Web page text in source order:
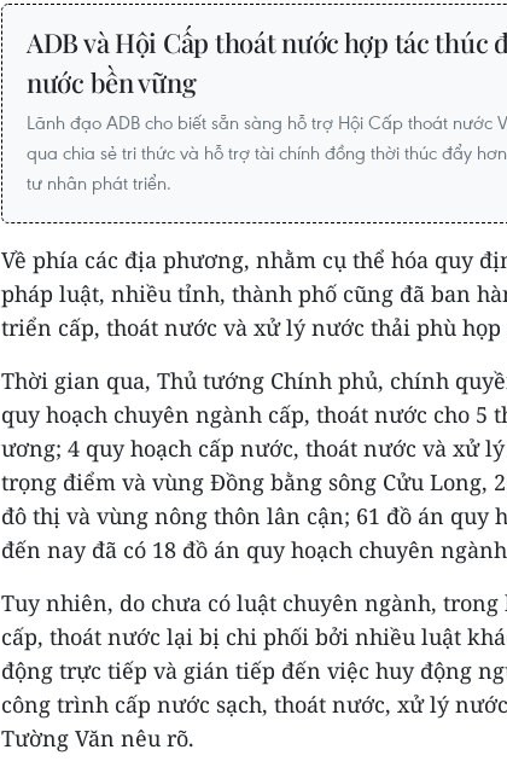
ADB và Hội Cấp thoát nước hợp tác thúc
nước bền vững
Lãnh đạo ADB cho biết sẵn sàng hỗ trợ Hội Cấp thoát nước
qua chia sẻ tri thức và hỗ trợ tài chính đồng thời thúc đẩy
tư nhân phát triển.
Về phía các địa phương, nhằm cụ thể hóa quy
pháp luật, nhiều tỉnh, thành phố cũng đã ban
triển cấp, thoát nước và xử lý nước thải phù
Thời gian qua, Thủ tướng Chính phủ, chính
quy hoạch chuyên ngành cấp, thoát nước cho 5
ương; 4 quy hoạch cấp nước, thoát nước và xử
trọng điểm và vùng Đồng bằng sông Cửu Long,
đô thị và vùng nông thôn lân cận; 61 đồ án quy
đến nay đã có 18 đồ án quy hoạch chuyên
Tuy nhiên, do chưa có luật chuyên ngành,
cấp, thoát nước lại bị chi phối bởi nhiều luật
động trực tiếp và gián tiếp đến việc huy động
công trình cấp nước sạch, thoát nước, xử lý
Tường Văn nêu rõ.